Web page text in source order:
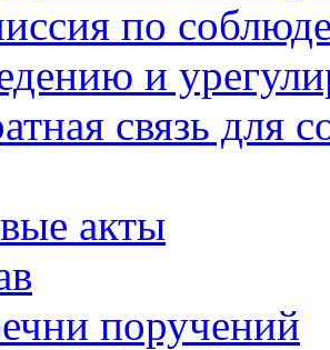
по
и
связь для
акты
поручений